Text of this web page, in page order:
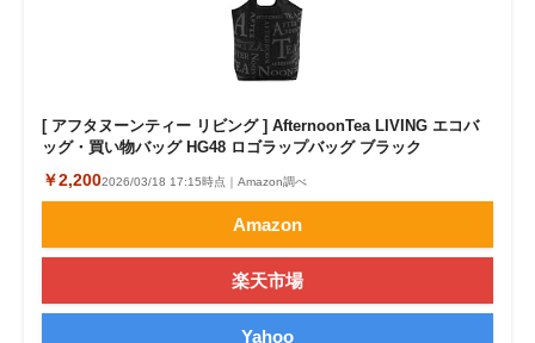
[ アフタヌーンティー リビング ] AfternoonTea LIVING エコバ
ッグ・買い物バッグ HG48 ロゴラップバッグ ブラック
￥2,2002026/03/18 17:15時点｜Amazon調べ
Amazon
楽天市場
Yahoo